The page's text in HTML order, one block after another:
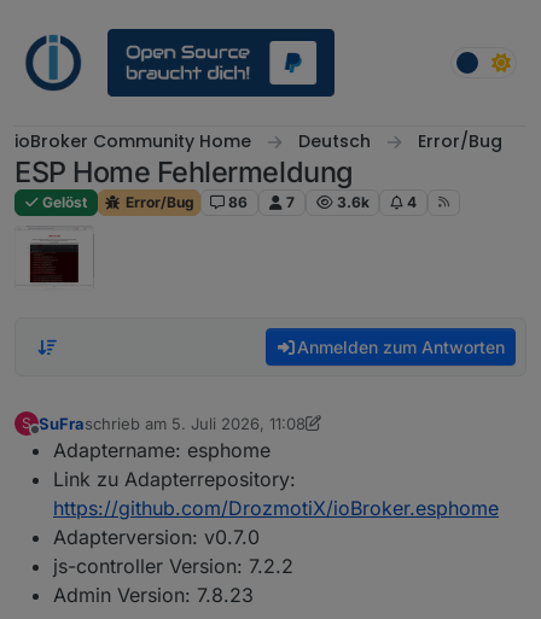
ioBroker Community Home Deutsch Error/Bug
ESP Home Fehlermeldung
Gelöst Error/Bug 86 7 3.6k 4
Anmelden zum Antworten
S
Offline
SuFraschrieb am 5. Juli 2026, 11:08
zuletzt editiert von SuFra
Adaptername: esphome
Link zu Adapterrepository:
https://github.com/DrozmotiX/ioBroker.esphome
Adapterversion: v0.7.0
js-controller Version: 7.2.2
Admin Version: 7.8.23